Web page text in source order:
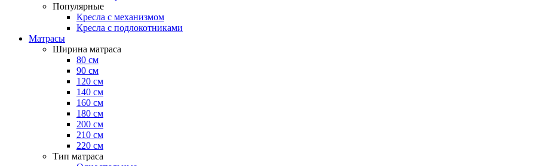
Популярные
Кресла с механизмом
Кресла с подлокотниками
Матрасы
Ширина матраса
80 см
90 см
120 см
140 см
160 см
180 см
200 см
210 см
220 см
Тип матраса